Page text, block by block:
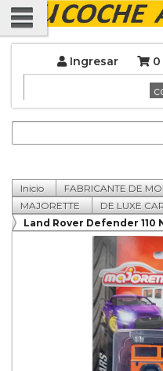
Ingresar 0
Inicio FABRICANTE DE
MAJORETTE
DE LUXE
Land Rover Defender 110